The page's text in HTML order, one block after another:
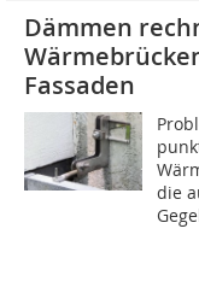
Dämmen
Fassaden
die